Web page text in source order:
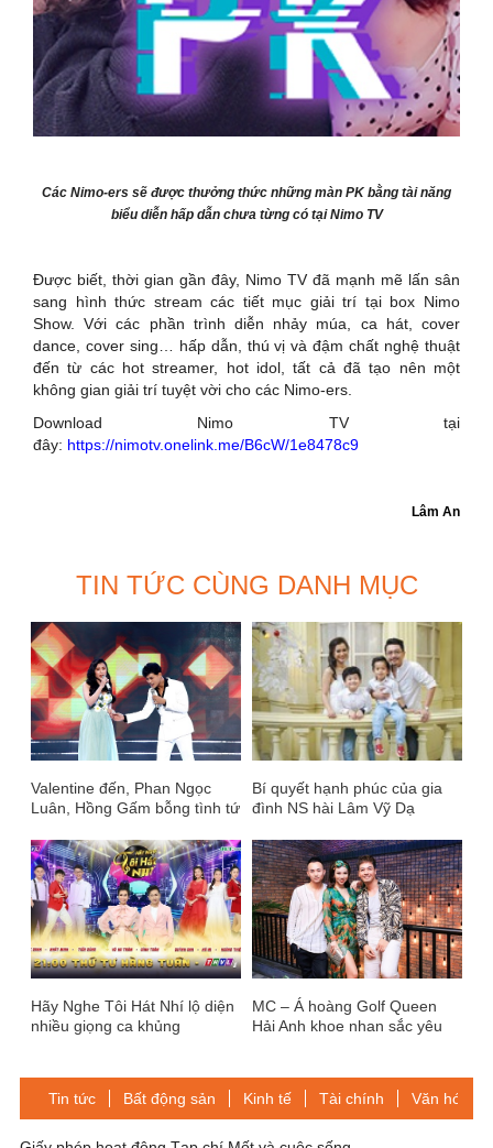
Các Nimo-ers sẽ được thưởng thức những màn PK bằng tài năng
biểu diễn hấp dẫn chưa từng có tại Nimo TV
Được biết, thời gian gần đây, Nimo TV đã mạnh mẽ lấn sân
sang hình thức stream các tiết mục giải trí tại box Nimo
Show. Với các phần trình diễn nhảy múa, ca hát, cover
dance, cover sing… hấp dẫn, thú vị và đậm chất nghệ thuật
đến từ các hot streamer, hot idol, tất cả đã tạo nên một
không gian giải trí tuyệt vời cho các Nimo-ers.
Download Nimo TV tại
đây: https://nimotv.onelink.me/B6cW/1e8478c9
Lâm An
TIN TỨC CÙNG DANH MỤC
Valentine đến, Phan Ngọc
Luân, Hồng Gấm bỗng tình tứ
bắt đầu”
Bí quyết hạnh phúc của gia
đình NS hài Lâm Vỹ Dạ
Hãy Nghe Tôi Hát Nhí lộ diện
nhiều giọng ca khủng
MC – Á hoàng Golf Queen
Hải Anh khoe nhan sắc yêu
Tin tức Bất động sản Kinh tế Tài chính Văn hóa-